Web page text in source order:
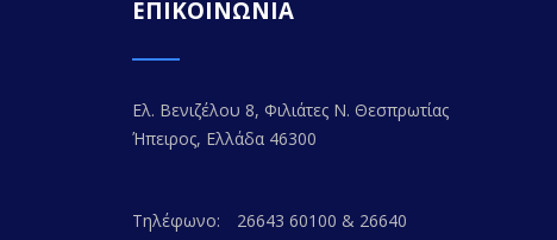
ΕΠΙΚΟΙΝΩΝΙΑ
Ελ. Βενιζέλου 8, Φιλιάτες Ν. Θεσπρωτίας
Ήπειρος, Ελλάδα 46300
Τηλέφωνο:
26643 60100 & 26640